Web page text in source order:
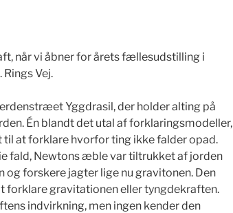
når vi åbner for årets fællesudstilling i
Vej.
Yggdrasil, der holder alting på
Én blandt det utal af forklaringsmodeller,
til at forklare hvorfor ting ikke falder opad.
fald, Newtons æble var tiltrukket af jorden
og forskere jagter lige nu gravitonen. Den
forklare gravitationen eller tyngdekraften.
indvirkning, men ingen kender den